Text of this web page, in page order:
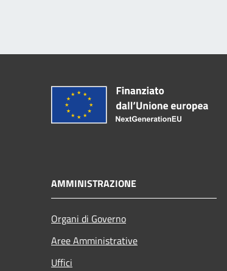
AMMINISTRAZIONE
Organi di Governo
Aree Amministrative
Uffici